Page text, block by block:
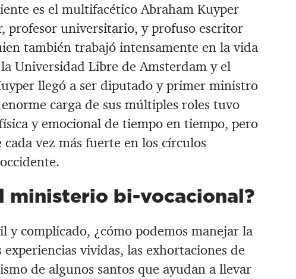
es el multifacético Abraham Kuyper
profesor universitario, y profuso escritor
también trabajó intensamente en la vida
Universidad Libre de Amsterdam y el
llegó a ser diputado y primer ministro
carga de sus múltiples roles tuvo
y emocional de tiempo en tiempo, pero
vez más fuerte en los círculos
ministerio bi-vocacional?
y complicado, ¿cómo podemos manejar la
vividas, las exhortaciones de
de algunos santos que ayudan a llevar